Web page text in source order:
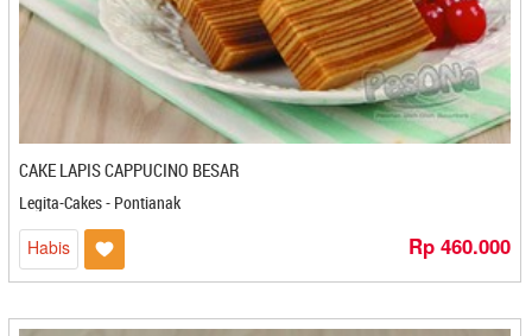
Oleh Oleh Lestari - Bontang
Olino's - Surabaya
Onde-onde Bo Liem - Mojokerto
Ospinachi - Makasar
Otten Coffe - Medan
P Yuli - Kediri
Pak Ayang - Padang
Paket Bangka
Paket Hampers Kartika Inti Sejati - Bandung
Paket Pontianak
CAKE LAPIS CAPPUCINO BESAR
Legita-Cakes - Pontianak
Habis Rp 460.000